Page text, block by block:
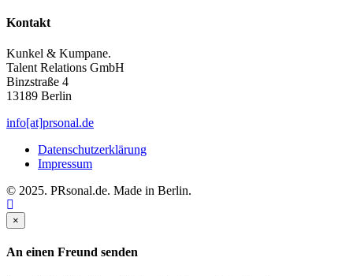
Kontakt
Kunkel & Kumpane.
Talent Relations GmbH
Binzstraße 4
13189 Berlin
info[at]prsonal.de
Datenschutzerklärung
Impressum
© 2025. PRsonal.de. Made in Berlin.
×
An einen Freund senden